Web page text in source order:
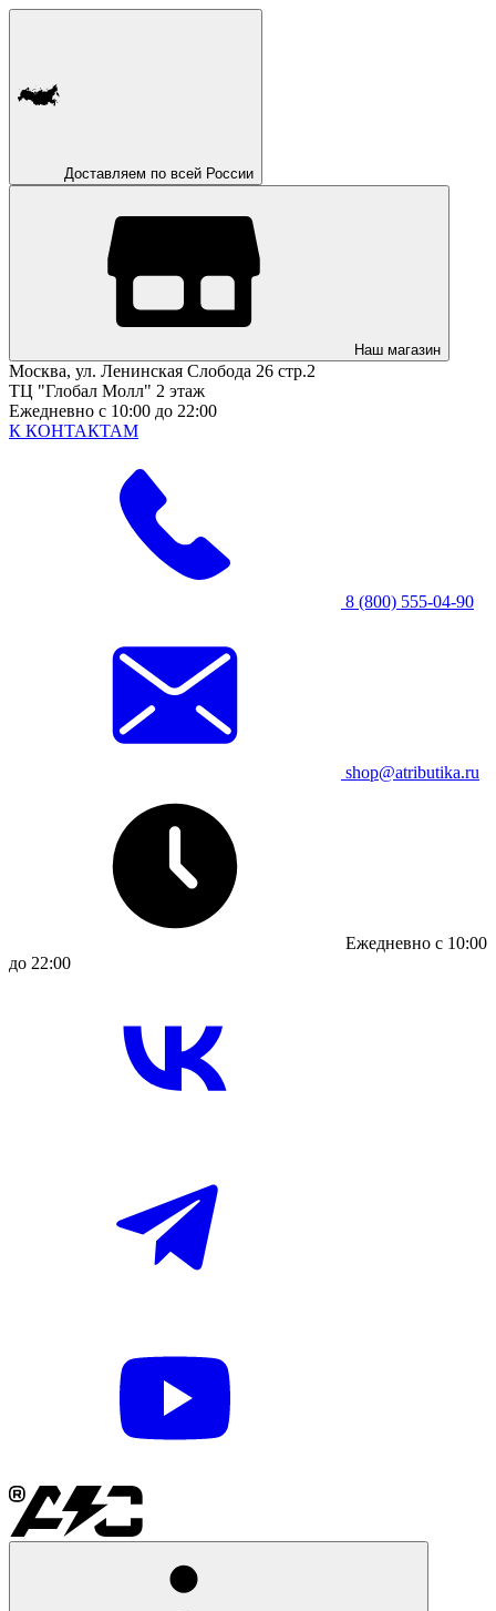
Доставляем по всей России
Наш магазин
Москва, ул. Ленинская Слобода 26 стр.2
ТЦ "Глобал Молл" 2 этаж
Ежедневно с 10:00 до 22:00
К КОНТАКТАМ
8 (800) 555-04-90
shop@atributika.ru
Ежедневно с 10:00
до 22:00